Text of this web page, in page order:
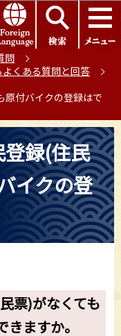
移動
問
くある質問と回答
原付バイクの登録はで
録(住民
イクの登
票)がなくても
ますか。